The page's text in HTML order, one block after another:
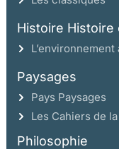
Histoire
Paysages
Pays Paysages
Les Cahiers de
Philosophie